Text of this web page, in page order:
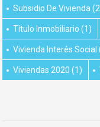
Subsidio De Vivienda
Título Inmobiliario (1)
Vivienda Interés Social
Viviendas 2020 (1)